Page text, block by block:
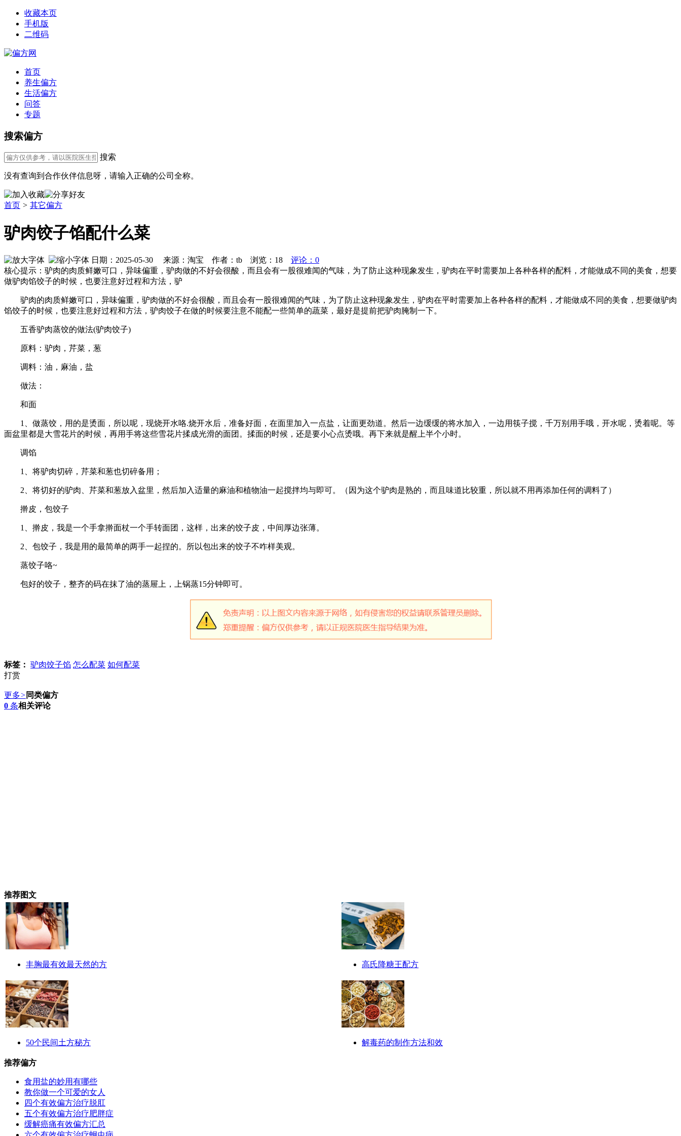
收藏本页
手机版
二维码
首页
养生偏方
生活偏方
问答
专题
搜索偏方
搜索
没有查询到合作伙伴信息呀，请输入正确的公司全称。
首页 > 其它偏方
驴肉饺子馅配什么菜
日期：2025-05-30 来源：淘宝 作者：tb 浏览： 18
评论：0
核心提示：驴肉的肉质鲜嫩可口，异味偏重，驴肉做的不好会很酸，而且会有一股很难闻的气味，为了防止这种现象发生，驴肉在平时需要加上各种各样的配料，才能做成不同的美食，想要
做驴肉馅饺子的时候，也要注意好过程和方法，驴
驴肉的肉质鲜嫩可口，异味偏重，驴肉做的不好会很酸，而且会有一股很难闻的气味，为了防止这种现象发生，驴肉在平时需要加上各种各样的配料，才能做成不同的美食，想要做驴肉
馅饺子的时候，也要注意好过程和方法，驴肉饺子在做的时候要注意不能配一些简单的蔬菜，最好是提前把驴肉腌制一下。
五香驴肉蒸饺的做法(驴肉饺子)
原料：驴肉，芹菜，葱
调料：油，麻油，盐
做法：
和面
1、做蒸饺，用的是烫面，所以呢，现烧开水咯.烧开水后，准备好面，在面里加入一点盐，让面更劲道。然后一边缓缓的将水加入，一边用筷子搅，千万别用手哦，开水呢，烫着呢。等
面盆里都是大雪花片的时候，再用手将这些雪花片揉成光滑的面团。揉面的时候，还是要小心点烫哦。再下来就是醒上半个小时。
调馅
1、将驴肉切碎，芹菜和葱也切碎备用；
2、将切好的驴肉、芹菜和葱放入盆里，然后加入适量的麻油和植物油一起搅拌均与即可。（因为这个驴肉是熟的，而且味道比较重，所以就不用再添加任何的调料了）
擀皮，包饺子
1、擀皮，我是一个手拿擀面杖一个手转面团，这样，出来的饺子皮，中间厚边张薄。
2、包饺子，我是用的最简单的两手一起捏的。所以包出来的饺子不咋样美观。
蒸饺子咯~
包好的饺子，整齐的码在抹了油的蒸屉上，上锅蒸15分钟即可。
标签： 驴肉饺子馅 怎么配菜 如何配菜
打赏
更多> 同类偏方
0 条相关评论
推荐图文
丰胸最有效最天然的方 高氏降糖王配方
50个民间土方秘方 解毒药的制作方法和效
推荐偏方
食用盐的妙用有哪些
教你做一个可爱的女人
四个有效偏方治疗脱肛
五个有效偏方治疗肥胖症
缓解癌痛有效偏方汇总